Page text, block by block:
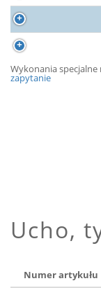
Wykonania specjalne
zapytanie
Ucho,
Numer artykułu